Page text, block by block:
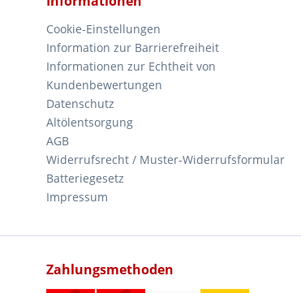
Cookie-Einstellungen
Information zur Barrierefreiheit
Informationen zur Echtheit von
Kundenbewertungen
Datenschutz
Altölentsorgung
AGB
Widerrufsrecht / Muster-Widerrufsformular
Batteriegesetz
Impressum
Zahlungsmethoden